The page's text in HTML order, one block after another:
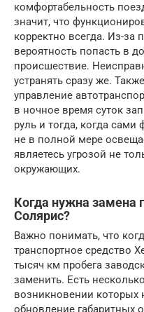
комфортабельность
значит, что
корректно всегда. Из-за
вероятность попасть в
происшествие.
устранять сразу же.
управление
в ночное время суток
руль и тогда, когда
не в полной мере
являетесь угрозой не
окружающих.
Когда нужна замена
Солярис?
Важно понимать, что
транспортное средство
тысяч км пробега
заменить. Есть
возникновении которых
обновление габаритных